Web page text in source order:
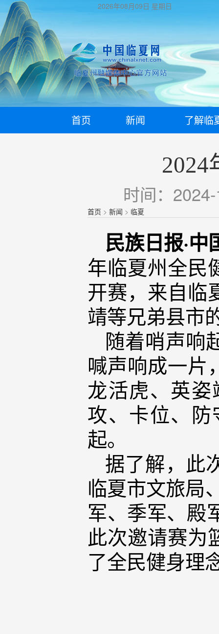
2026年08月09日 星期日
首页 新闻 了解临
时间：
首页 >新闻 > 临夏
民族日报·中
年临夏州全民
开赛，来自临
靖等兄弟县市
随着哨声响
喊声响成一片
龙活虎、英
攻、卡位、
起。
据了解，此
临夏市文旅局
军、季军、殿
此次邀请赛为
了全民健身理